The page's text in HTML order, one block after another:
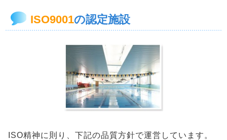
ISO9001の認定施設
ISO精神に則り、下記の品質方針で運営しています。